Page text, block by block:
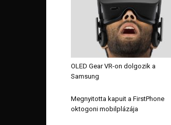
OLED Gear VR-on dolgozik a
Samsung
Megnyitotta kapuit a FirstPhone
oktogoni mobilplázája